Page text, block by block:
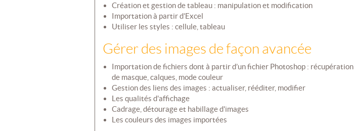
Création et gestion de tableau : manipulation et modification
Importation à partir d’Excel
Utiliser les styles : cellule, tableau
Gérer des images de façon avancée
Importation de fichiers dont à partir d’un fichier Photoshop : récupération
de masque, calques, mode couleur
Gestion des liens des images : actualiser, rééditer, modifier
Les qualités d'affichage
Cadrage, détourage et habillage d'images
Les couleurs des images importées